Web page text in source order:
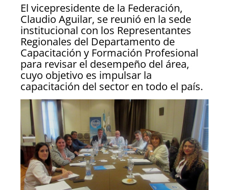
El vicepresidente de la Federación,
Claudio Aguilar, se reunió en la sede
institucional con los Representantes
Regionales del Departamento de
Capacitación y Formación Profesional
para revisar el desempeño del área,
cuyo objetivo es impulsar la
capacitación del sector en todo el país.